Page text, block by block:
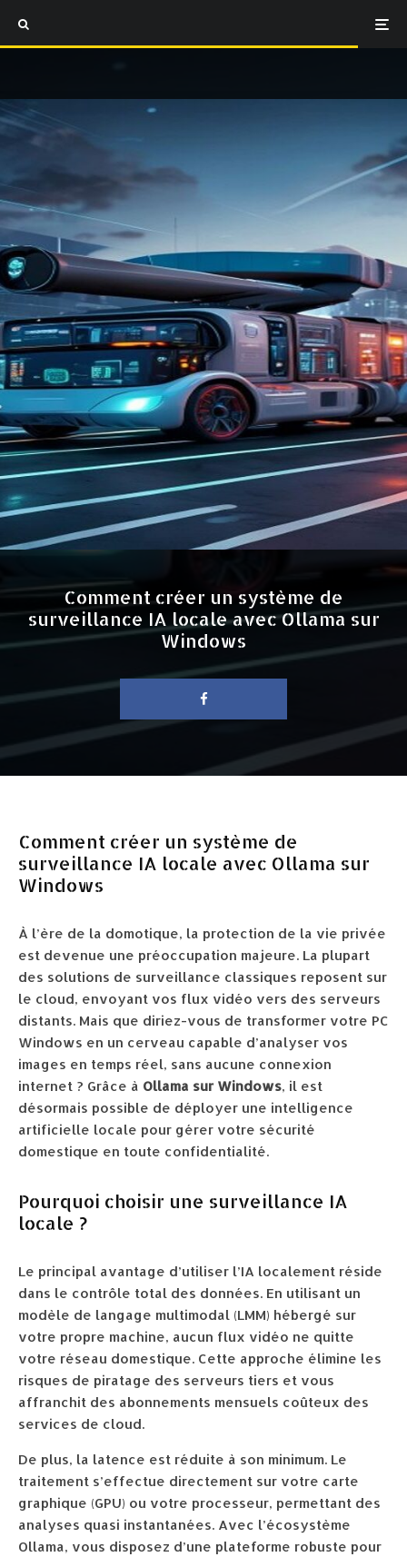
Comment créer un système de
surveillance IA locale avec Ollama sur
Windows
Comment créer un système de
surveillance IA locale avec Ollama sur
Windows
À l’ère de la domotique, la protection de la vie privée
est devenue une préoccupation majeure. La plupart
des solutions de surveillance classiques reposent sur
le cloud, envoyant vos flux vidéo vers des serveurs
distants. Mais que diriez-vous de transformer votre PC
Windows en un cerveau capable d’analyser vos
images en temps réel, sans aucune connexion
internet ? Grâce à Ollama sur Windows, il est
désormais possible de déployer une intelligence
artificielle locale pour gérer votre sécurité
domestique en toute confidentialité.
Pourquoi choisir une surveillance IA
locale ?
Le principal avantage d’utiliser l’IA localement réside
dans le contrôle total des données. En utilisant un
modèle de langage multimodal (LMM) hébergé sur
votre propre machine, aucun flux vidéo ne quitte
votre réseau domestique. Cette approche élimine les
risques de piratage des serveurs tiers et vous
affranchit des abonnements mensuels coûteux des
services de cloud.
De plus, la latence est réduite à son minimum. Le
traitement s’effectue directement sur votre carte
graphique (GPU) ou votre processeur, permettant des
analyses quasi instantanées. Avec l’écosystème
Ollama, vous disposez d’une plateforme robuste pour